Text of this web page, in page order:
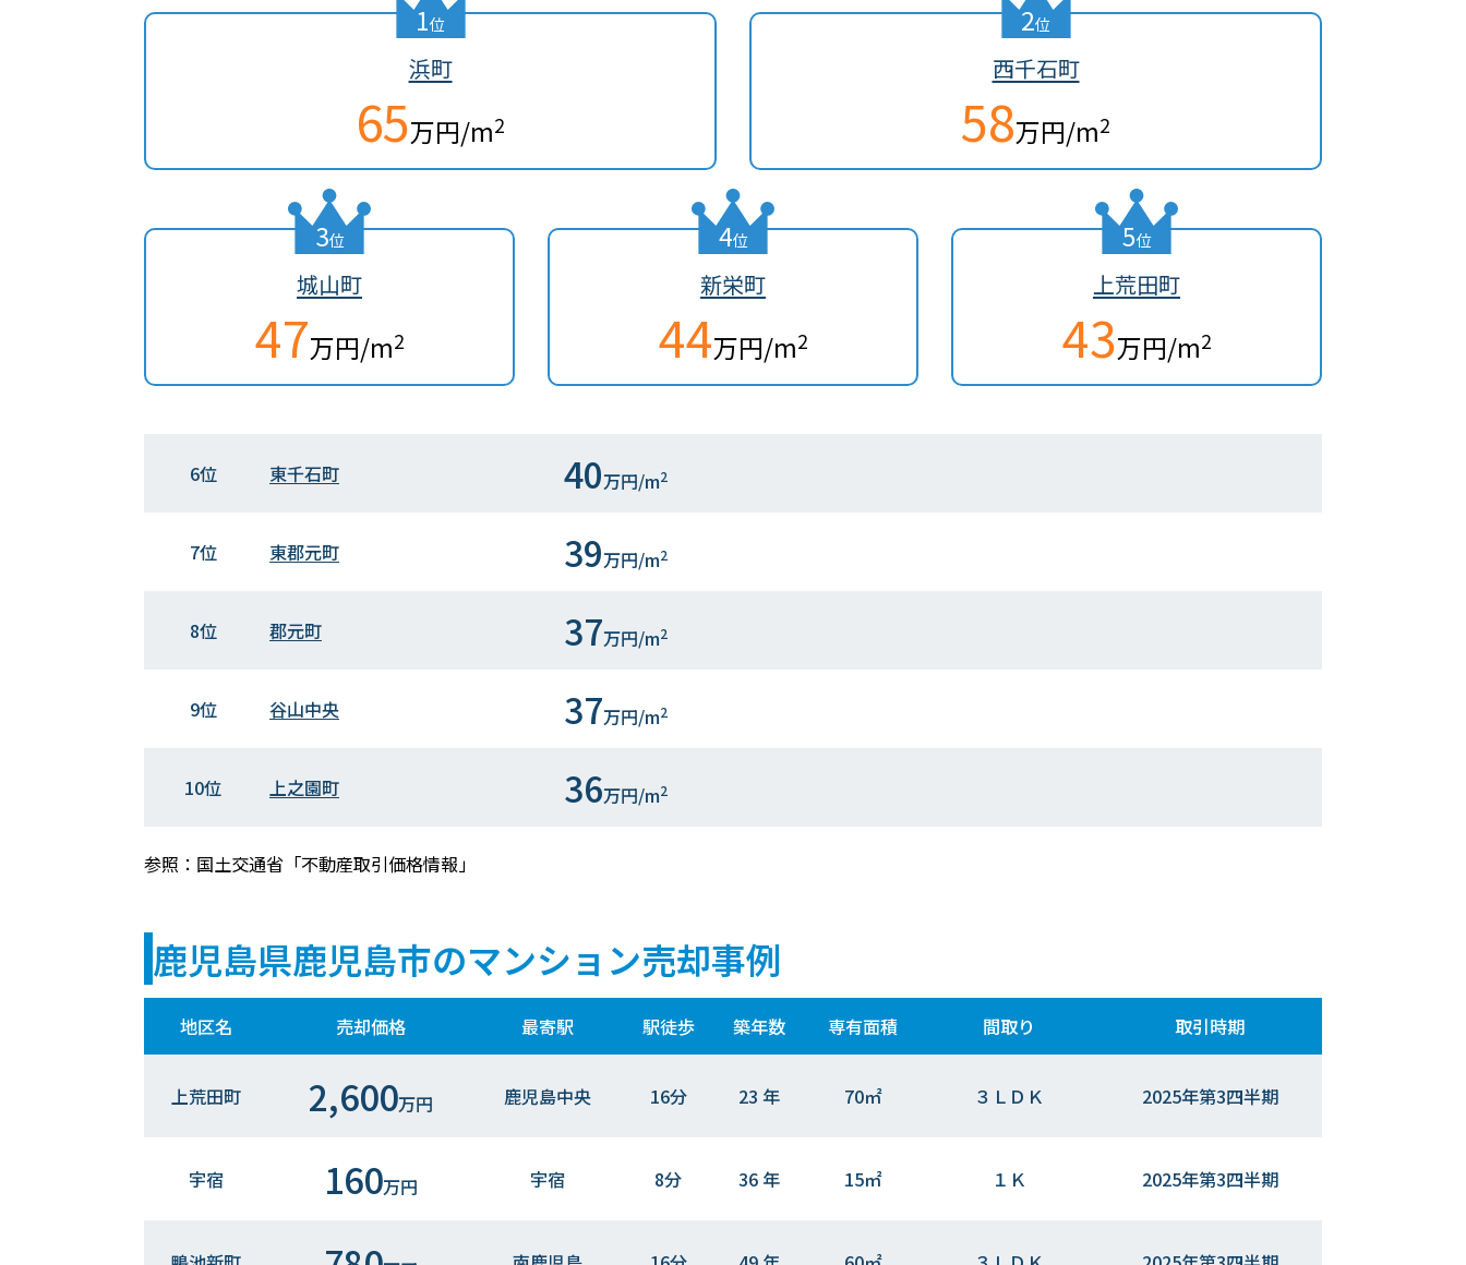
1位
浜町
65万円/m2
2位
西千石町
58万円/m2
3位
城山町
47万円/m2
4位
新栄町
44万円/m2
5位
上荒田町
43万円/m2
6位 東千石町 40万円/m2
7位 東郡元町 39万円/m2
8位 郡元町 37万円/m2
9位 谷山中央 37万円/m2
10位 上之園町 36万円/m2
参照：国土交通省「不動産取引価格情報」
鹿児島県鹿児島市のマンション売却事例
地区名 売却価格 最寄駅 駅徒歩 築年数 専有面積 間取り 取引時期
上荒田町 2,600万円 鹿児島中央 16分 23 年 70㎡ ３ＬＤＫ 2025年第3四半期
宇宿 160万円 宇宿 8分 36 年 15㎡ １Ｋ 2025年第3四半期